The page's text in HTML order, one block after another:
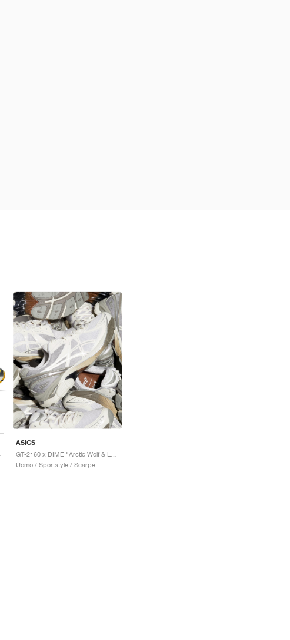
ASICS
Uomo / Sportstyle / Scarpe